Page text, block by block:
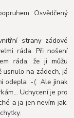
Osvědčený
strany zádové
ráda. Při nošení
ráda, že ji můžu
na zádech, já
odepla :-( Ale jinak
Uchycení je pro
a ja jen nevím jak.